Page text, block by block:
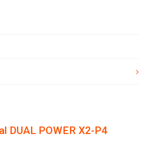
DUAL POWER X2-P4